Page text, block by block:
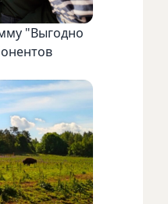
"Выгодно